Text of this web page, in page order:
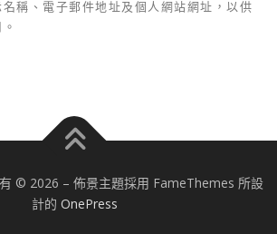
稱、電子郵件地址及個人網站網址，以供
© 2026 – 佈景主題採用 FameThemes 所設
計的 OnePress